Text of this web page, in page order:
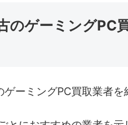
のゲーミングPC
ーミングPC買取業者を